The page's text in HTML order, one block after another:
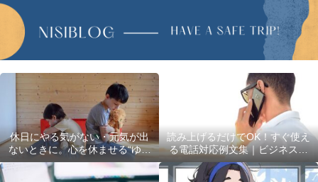
休日にやる気がない・元気が出
ないときに。心を休ませる“ゆる
い過ごし方”5選
読み上げるだけでOK！すぐ使え
る電話対応例文集｜ビジネスで
使える最初の言葉・最後の言葉
も完全網羅